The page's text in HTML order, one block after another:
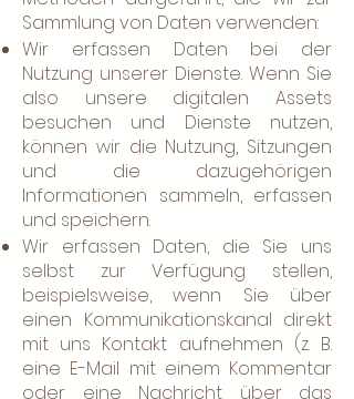
Sammlung von Daten verwenden:
Wir erfassen Daten bei der
Nutzung unserer Dienste. Wenn Sie
also unsere digitalen Assets
besuchen und Dienste nutzen,
können wir die Nutzung, Sitzungen
und die dazugehörigen
Informationen sammeln, erfassen
und speichern.
Wir erfassen Daten, die Sie uns
selbst zur Verfügung stellen,
beispielsweise, wenn Sie über
einen Kommunikationskanal direkt
mit uns Kontakt aufnehmen (z. B.
eine E-Mail mit einem Kommentar
oder eine Nachricht über das